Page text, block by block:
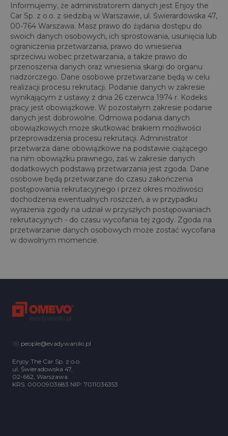
Informujemy, że administratorem danych jest Enjoy the
Car Sp. z o.o. z siedzibą w Warszawie, ul. Świerardowska 47,
00-764 Warszawa. Masz prawo do żądania dostępu do
swoich danych osobowych, ich sprostowania, usunięcia lub
ograniczenia przetwarzania, prawo do wniesienia
sprzeciwu wobec przetwarzania, a także prawo do
przenoszenia danych oraz wniesienia skargi do organu
nadzorczego. Dane osobowe przetwarzane będą w celu
realizacji procesu rekrutacji. Podanie danych w zakresie
wynikającym z ustawy z dnia 26 czerwca 1974 r. Kodeks
pracy jest obowiązkowe. W pozostałym zakresie podanie
danych jest dobrowolne. Odmowa podania danych
obowiązkowych może skutkować brakiem możliwości
przeprowadzenia procesu rekrutacji. Administrator
przetwarza dane obowiązkowe na podstawie ciążącego
na nim obowiązku prawnego, zaś w zakresie danych
dodatkowych podstawą przetwarzania jest zgoda. Dane
osobowe będą przetwarzane do czasu zakończenia
postępowania rekrutacyjnego i przez okres możliwości
dochodzenia ewentualnych roszczeń, a w przypadku
wyrażenia zgody na udział w przyszłych postępowaniach
rekrutacyjnych - do czasu wycofania tej zgody. Zgoda na
przetwarzanie danych osobowych może zostać wycofana
w dowolnym momencie.
✉️ people@evadywaniki.pl
Enjoy The Car Sp. z o.o.
ul. Świeradowska 47,
02-662, Warszawa
KRS: 0000903683 NIP: 7011036353